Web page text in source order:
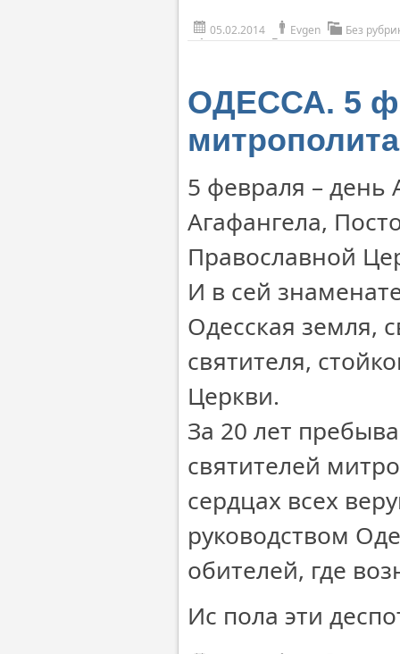
05.02.2014 Evgen Без
ОДЕССА. 5
5 февраля – день
Агафангела,
Православной
И в сей
Одесская земля,
святителя,
Церкви.
За 20 лет
святителей
сердцах всех
руководством
обителей, где
Ис пола эти